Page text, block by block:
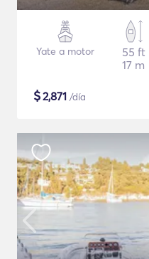
Yate a motor
55 ft
17 m
$2,871 /día